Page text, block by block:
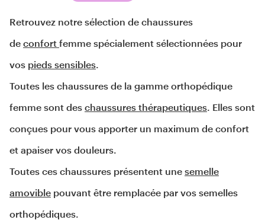
Retrouvez notre sélection de chaussures
de confort femme spécialement sélectionnées pour
vos pieds sensibles.
Toutes les chaussures de la gamme orthopédique
femme sont des chaussures thérapeutiques. Elles sont
conçues pour vous apporter un maximum de confort
et apaiser vos douleurs.
Toutes ces chaussures présentent une semelle
amovible pouvant être remplacée par vos semelles
orthopédiques.